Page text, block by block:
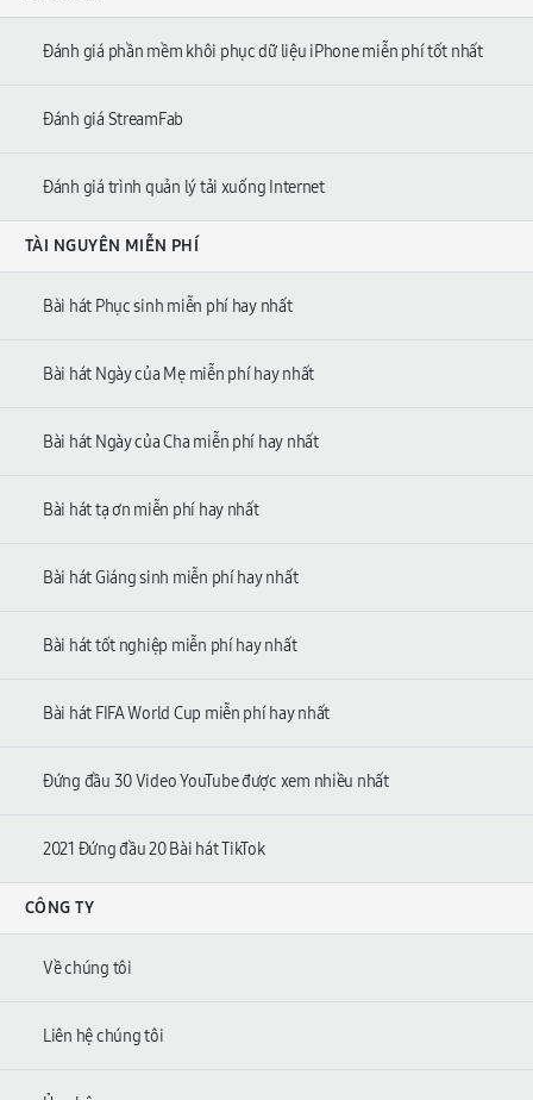
Đánh giá phần mềm khôi phục dữ liệu iPhone miễn phí tốt nhất
Đánh giá StreamFab
Đánh giá trình quản lý tải xuống Internet
TÀI NGUYÊN MIỄN PHÍ
Bài hát Phục sinh miễn phí hay nhất
Bài hát Ngày của Mẹ miễn phí hay nhất
Bài hát Ngày của Cha miễn phí hay nhất
Bài hát tạ ơn miễn phí hay nhất
Bài hát Giáng sinh miễn phí hay nhất
Bài hát tốt nghiệp miễn phí hay nhất
Bài hát FIFA World Cup miễn phí hay nhất
Đứng đầu 30 Video YouTube được xem nhiều nhất
2021 Đứng đầu 20 Bài hát TikTok
CÔNG TY
Về chúng tôi
Liên hệ chúng tôi